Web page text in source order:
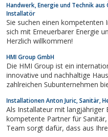
Handwerk, Energie und Technik aus
Installatör
Sie suchen einen kompetenten
sich mit Erneuerbarer Energie
Herzlich willkommen!
HMI Group GmbH
Die HMI Group ist ein
innovative und nachhaltige
zahlreichen Subunternehmen
Dabei haben wir uns in erster
Durch den Einsatz moderner
Installationen Anton Juric, Sanitär,
Als Installateur mit langjähriger
kompetente Partner für Sanitär, Heizung und Lüftung. Unser
Team sorgt dafür, dass aus Ihren Nassräumen Wohlfühloasen